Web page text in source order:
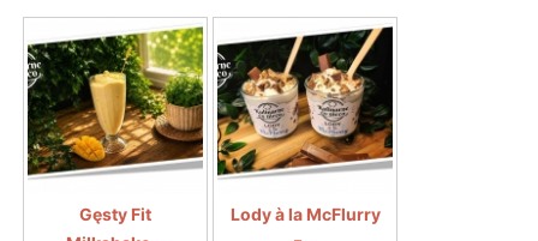
Gęsty Fit
Lody à la McFlurry